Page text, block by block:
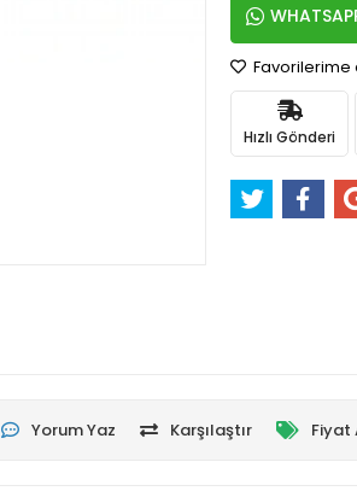
Favorilerime
Hızlı Gönderi
Yorum Yaz Karşılaştır Fiyat